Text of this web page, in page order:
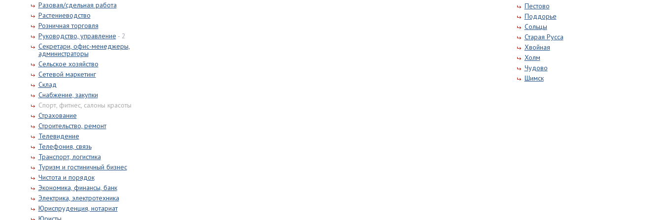
Разовая/сдельная работа
Растениеводство
Розничная торговля
Руководство, управление - 2
Секретари, офис-менеджеры,
администраторы
Сельское хозяйство
Сетевой маркетинг
Склад
Снабжение, закупки
Спорт, фитнес, салоны красоты
Страхование
Строительство, ремонт
Телевидение
Телефония, связь
Транспорт, логистика
Туризм и гостиничный бизнес
Чистота и порядок
Экономика, финансы, банк
Электрика, электротехника
Юриспруденция, нотариат
Пестово
Поддорье
Сольцы
Старая Русса
Хвойная
Холм
Чудово
Шимск